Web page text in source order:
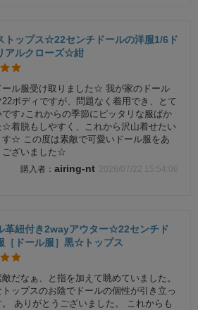
トップス☆22センチドールの洋服1/6ド
アルクローズ☆紺
ール服受け取りました☆ 我が家のドール
22ボディですが、問題なく着用でき、とて
です♪これからの季節にピッタリな服ばか
☆着脱もしやすく、これから沢山着せたい
す☆ この度は素敵で可愛いドール服をあ
ございました☆
airing-nt 2026/07/22 15:54:06
革紐付き2wayアウター☆22センチド
［ドール服］黒☆トップス
だなぁ、と指を加えて眺めていました。
トップスのお陰でドールの個性が引き立っ
。 ありがとうございました。 これからも